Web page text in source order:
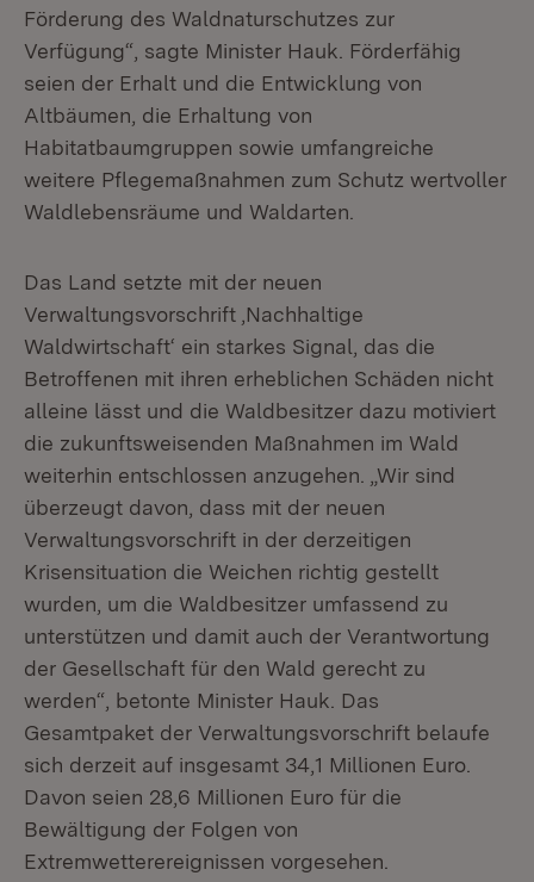
Förderung des Waldnaturschutzes zur
Verfügung“, sagte Minister Hauk. Förderfähig
seien der Erhalt und die Entwicklung von
Altbäumen, die Erhaltung von
Habitatbaumgruppen sowie umfangreiche
weitere Pflegemaßnahmen zum Schutz wertvoller
Waldlebensräume und Waldarten.
Das Land setzte mit der neuen
Verwaltungsvorschrift ‚Nachhaltige
Waldwirtschaft‘ ein starkes Signal, das die
Betroffenen mit ihren erheblichen Schäden nicht
alleine lässt und die Waldbesitzer dazu motiviert
die zukunftsweisenden Maßnahmen im Wald
weiterhin entschlossen anzugehen. „Wir sind
überzeugt davon, dass mit der neuen
Verwaltungsvorschrift in der derzeitigen
Krisensituation die Weichen richtig gestellt
wurden, um die Waldbesitzer umfassend zu
unterstützen und damit auch der Verantwortung
der Gesellschaft für den Wald gerecht zu
werden“, betonte Minister Hauk. Das
Gesamtpaket der Verwaltungsvorschrift belaufe
sich derzeit auf insgesamt 34,1 Millionen Euro.
Davon seien 28,6 Millionen Euro für die
Bewältigung der Folgen von
Extremwetterereignissen vorgesehen.